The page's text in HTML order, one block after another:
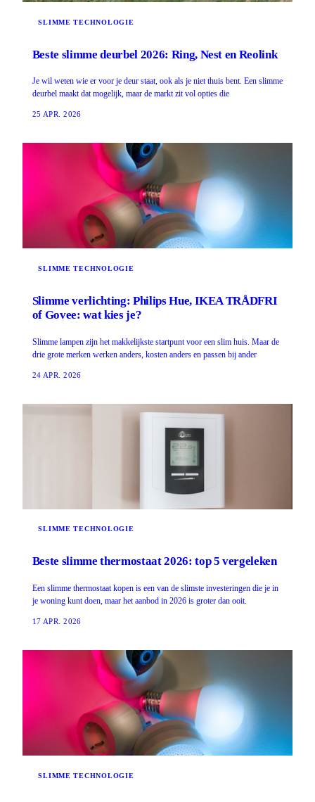
SLIMME TECHNOLOGIE
Beste slimme deurbel 2026: Ring, Nest en Reolink
Je wil weten wie er voor je deur staat, ook als je niet thuis bent. Een slimme
deurbel maakt dat mogelijk, maar de markt zit vol opties die
25 APR. 2026
SLIMME TECHNOLOGIE
Slimme verlichting: Philips Hue, IKEA TRÅDFRI
of Govee: wat kies je?
Slimme lampen zijn het makkelijkste startpunt voor een slim huis. Maar de
drie grote merken werken anders, kosten anders en passen bij ander
24 APR. 2026
SLIMME TECHNOLOGIE
Beste slimme thermostaat 2026: top 5 vergeleken
Een slimme thermostaat kopen is een van de slimste investeringen die je in
je woning kunt doen, maar het aanbod in 2026 is groter dan ooit.
17 APR. 2026
SLIMME TECHNOLOGIE